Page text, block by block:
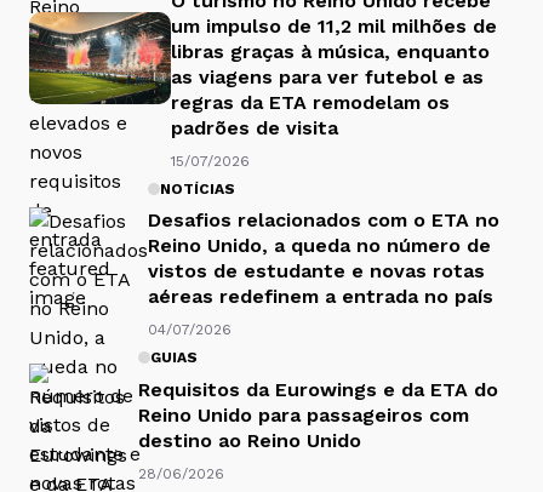
um impulso de 11,2 mil milhões de
libras graças à música, enquanto
as viagens para ver futebol e as
regras da ETA remodelam os
padrões de visita
15/07/2026
NOTÍCIAS
Desafios relacionados com o ETA no
Reino Unido, a queda no número de
vistos de estudante e novas rotas
aéreas redefinem a entrada no país
04/07/2026
GUIAS
Requisitos da Eurowings e da ETA do
Reino Unido para passageiros com
destino ao Reino Unido
28/06/2026